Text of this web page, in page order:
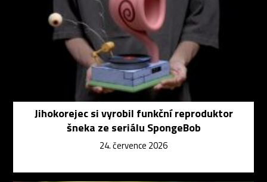
Jihokorejec si vyrobil funkční reproduktor
šneka ze seriálu SpongeBob
24. července 2026